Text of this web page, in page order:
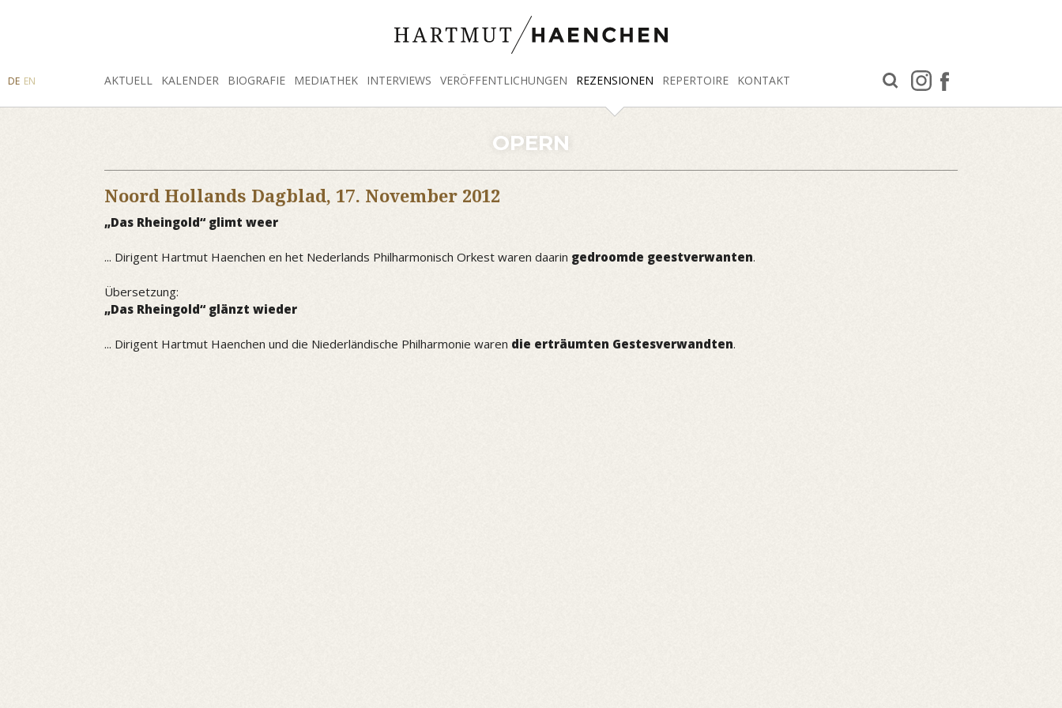
AKTUELL KALENDER BIOGRAFIE MEDIATHEK INTERVIEWS VERÖFFENTLICHUNGEN REZENSIONEN REPERTOIRE KONTAKT
FACEBOOK
INSTAGRAM
SUCHE
DE EN
OPERN
Noord Hollands Dagblad, 17. November 2012
„Das Rheingold“ glimt weer
... Dirigent Hartmut Haenchen en het Nederlands Philharmonisch Orkest waren daarin gedroomde geestverwanten.
Übersetzung:
„Das Rheingold“ glänzt wieder
... Dirigent Hartmut Haenchen und die Niederländische Philharmonie waren die erträumten Gestesverwandten.